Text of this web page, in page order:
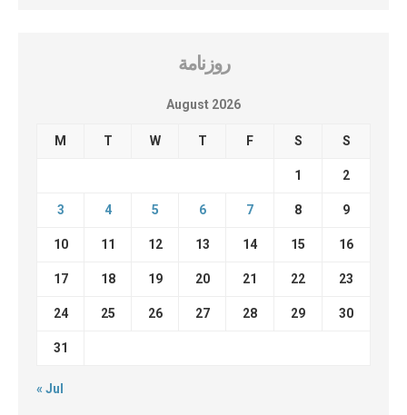
روزنامة
August 2026
M T W T F S S
1 2
3 4 5 6 7 8 9
10 11 12 13 14 15 16
17 18 19 20 21 22 23
24 25 26 27 28 29 30
31
« Jul